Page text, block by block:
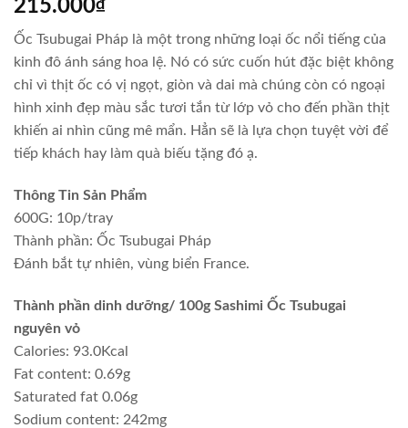
215.000₫
Ốc Tsubugai Pháp là một trong những loại ốc nổi tiếng của
kinh đô ánh sáng hoa lệ. Nó có sức cuốn hút đặc biệt không
chỉ vì thịt ốc có vị ngọt, giòn và dai mà chúng còn có ngoại
hình xinh đẹp màu sắc tươi tắn từ lớp vỏ cho đến phần thịt
khiến ai nhìn cũng mê mẩn. Hẳn sẽ là lựa chọn tuyệt vời để
tiếp khách hay làm quà biếu tặng đó ạ.
Thông Tin Sản Phẩm
600G: 10p/tray
Thành phần: Ốc Tsubugai Pháp
Đánh bắt tự nhiên, vùng biển France.
Thành phần dinh dưỡng/ 100g Sashimi Ốc Tsubugai
nguyên vỏ
Calories: 93.0Kcal
Fat content: 0.69g
Saturated fat 0.06g
Sodium content: 242mg